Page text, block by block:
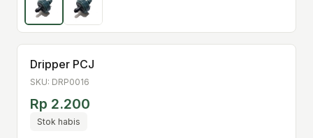
Dripper PCJ
SKU: DRP0016
Rp 2.200
Stok habis